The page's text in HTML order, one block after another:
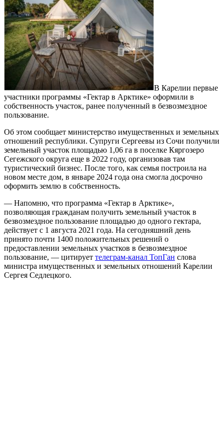
В Карелии первые
участники программы «Гектар в Арктике» оформили в
собственность участок, ранее полученный в безвозмездное
пользование.
Об этом сообщает министерство имущественных и земельных
отношений республики. Супруги Сергеевы из Сочи получили
земельный участок площадью 1,06 га в поселке Кяргозеро
Сегежского округа еще в 2022 году, организовав там
туристический бизнес. После того, как семья построила на
новом месте дом, в январе 2024 года она смогла досрочно
оформить землю в собственность.
— Напомню, что программа «Гектар в Арктике»,
позволяющая гражданам получить земельный участок в
безвозмездное пользование площадью до одного гектара,
действует с 1 августа 2021 года. На сегодняшний день
принято почти 1400 положительных решений о
предоставлении земельных участков в безвозмездное
пользование, — цитирует телеграм-канал ТопГан слова
министра имущественных и земельных отношений Карелии
Сергея Седлецкого.